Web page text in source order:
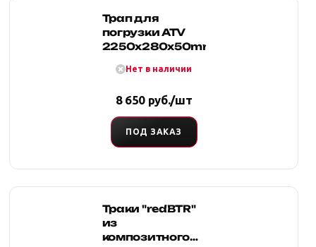
Трап для
погрузки АТV
2250x280x50mm
Нет в наличии
8 650 руб./шт
ПОД ЗАКАЗ
Траки "redBTR"
из
композитного